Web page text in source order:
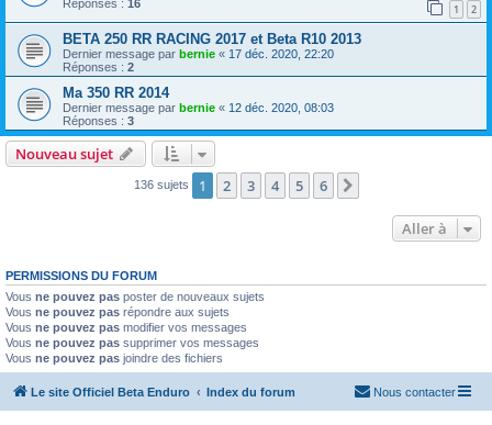
Réponses : 16 1 2
BETA 250 RR RACING 2017 et Beta R10 2013
Dernier message par bernie « 17 déc. 2020, 22:20
Réponses : 2
Ma 350 RR 2014
Dernier message par bernie « 12 déc. 2020, 08:03
Réponses : 3
Nouveau sujet
136 sujets 1 2 3 4 5 6
Aller à
PERMISSIONS DU FORUM
Vous ne pouvez pas poster de nouveaux sujets
Vous ne pouvez pas répondre aux sujets
Vous ne pouvez pas modifier vos messages
Vous ne pouvez pas supprimer vos messages
Vous ne pouvez pas joindre des fichiers
Le site Officiel Beta Enduro Index du forum Nous contacter